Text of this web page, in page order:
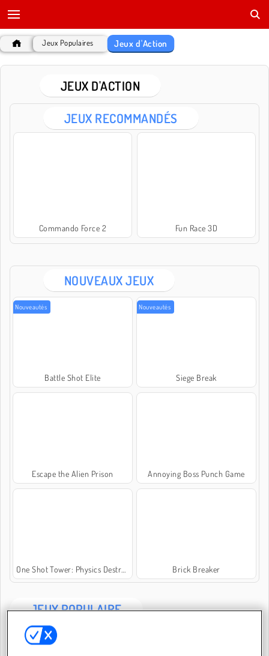
Jeux Populaires Jeux d'Action
JEUX D'ACTION
JEUX RECOMMANDÉS
Commando Force 2 Fun Race 3D
NOUVEAUX JEUX
Nouveautés
Battle Shot Elite
Nouveautés
Siege Break
Escape the Alien Prison Annoying Boss Punch Game
One Shot Tower: Physics Destroyer Brick Breaker
JEUX POPULAIRE